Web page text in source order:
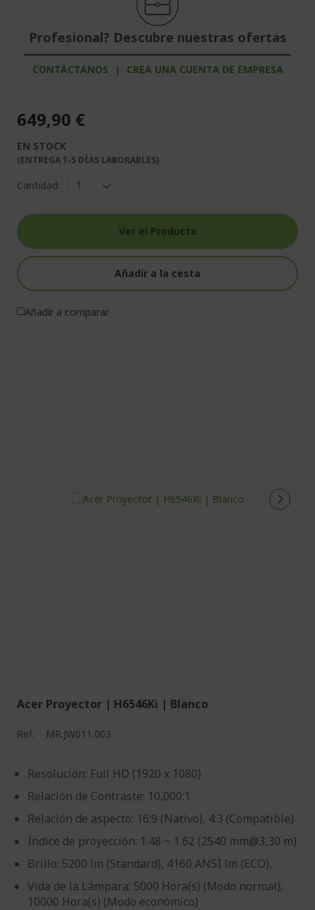
Profesional? Descubre nuestras ofertas
CONTÁCTANOS | CREA UNA CUENTA DE EMPRESA
649,90 €
EN STOCK
(ENTREGA 1-5 DÍAS LABORABLES)
Cantidad:
Ver el Producto
Añadir a la cesta
Añadir a comparar
Acer Proyector | H6546Ki | Blanco
Ref. MR.JW011.003
Resolución: Full HD (1920 x 1080)
Relación de Contraste: 10,000:1
Relación de aspecto: 16:9 (Nativo), 4:3 (Compatible)
Índice de proyección: 1.48 ~ 1.62 (2540 mm@3,30 m)
Brillo: 5200 lm (Standard), 4160 ANSI lm (ECO),
Vida de la Lámpara: 5000 Hora(s) (Modo normal);
10000 Hora(s) (Modo económico)